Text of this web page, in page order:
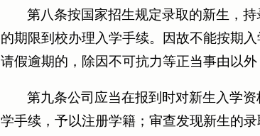
第八条按国家招生规定录取的新生，
的期限到校办理入学手续。因故不能按期
请假逾期的，除因不可抗力等正当事由以外
第九条公司应当在报到时对新生入学
学手续，予以注册学籍；审查发现新生的